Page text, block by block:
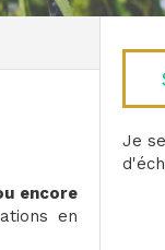
encore
en
Je